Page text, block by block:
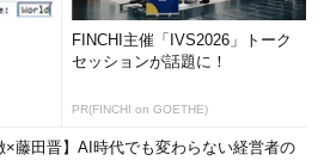
FINCHI主催「IVS2026」トーク
セッションが話題に！
PR(FINCHI on GOETHE)
×藤田晋】AI時代でも変わらない経営者の